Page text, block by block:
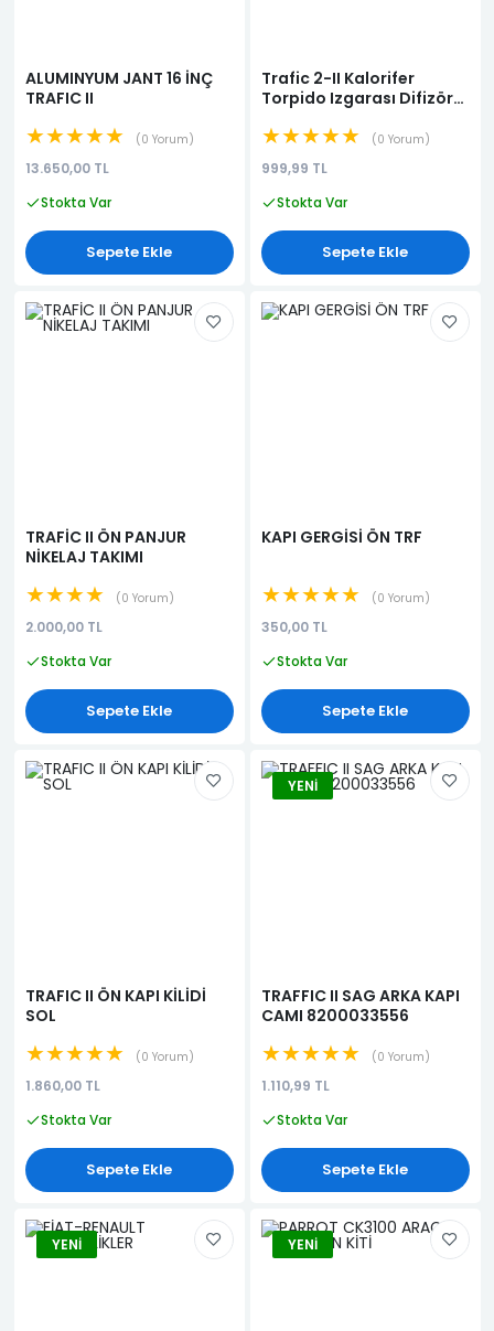
ALUMINYUM JANT 16 İNÇ
TRAFIC II
★★★★★ 0 Yorum
13.650,00 TL
Stokta Var
Sepete Ekle
Trafic 2-II Kalorifer
Torpido Izgarası Difizör
YÖNLENDİRİCİSİ)
(HAVALANDIRMA
IZGARASI)
★★★★★ 0 Yorum
999,99 TL
Stokta Var
Sepete Ekle
TRAFİC II ÖN PANJUR
NİKELAJ TAKIMI
★★★★ 0 Yorum
2.000,00 TL
Stokta Var
Sepete Ekle
KAPI GERGİSİ ÖN TRF
★★★★★ 0 Yorum
350,00 TL
Stokta Var
Sepete Ekle
TRAFIC II ÖN KAPI KİLİDİ
SOL
★★★★★ 0 Yorum
1.860,00 TL
Stokta Var
Sepete Ekle
YENI
TRAFFIC II SAG ARKA KAPI
CAMI 8200033556
★★★★★ 0 Yorum
1.110,99 TL
Stokta Var
Sepete Ekle
YENI YENI